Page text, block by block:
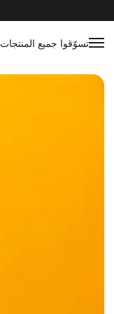
تسوّقوا جميع المنتجات